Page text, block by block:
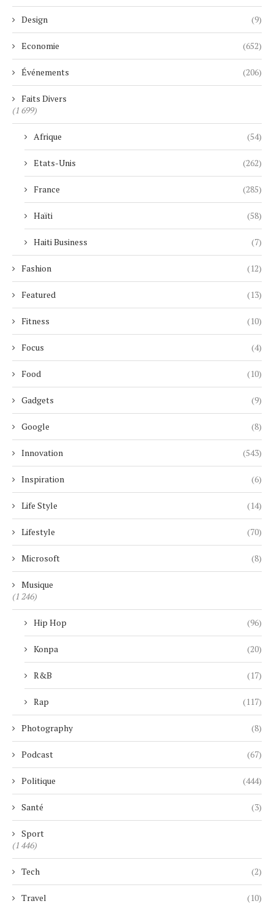
Design (9)
Economie (652)
Événements (206)
Faits Divers
(1 699)
Afrique (54)
Etats-Unis (262)
France (285)
Haïti (58)
Haiti Business (7)
Fashion (12)
Featured (13)
Fitness (10)
Focus (4)
Food (10)
Gadgets (9)
Google (8)
Innovation (543)
Inspiration (6)
Life Style (14)
Lifestyle (70)
Microsoft (8)
Musique
(1 246)
Hip Hop (96)
Konpa (20)
R&B (17)
Rap (117)
Photography (8)
Podcast (67)
Politique (444)
Santé (3)
Sport
(1 446)
Tech (2)
Travel (10)